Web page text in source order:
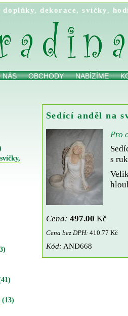
doplňky,dekorace,svíčky,
NÁS OBCHODY NABÍZÍME
(13)
Sedící anděl na
Pro
s
Cena: 497.00 Kč
Cena bez DPH:410.77 Kč
Kód: AND668